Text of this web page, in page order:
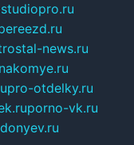
news.ru
pro-otdelky.ru
porno-vk.ru